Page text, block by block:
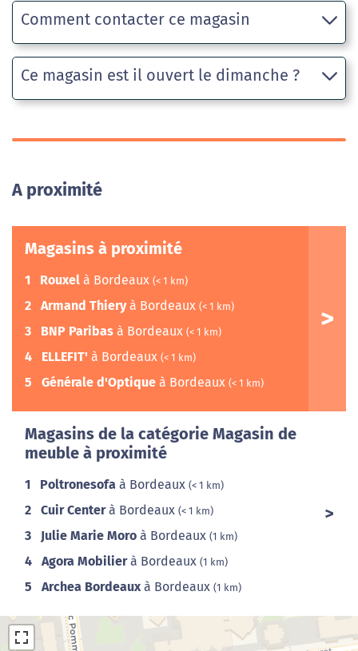
Comment contacter ce magasin
Ce magasin est il ouvert le dimanche ?
A proximité
Magasins à proximité
1 Rouxel à Bordeaux (< 1 km)
2 Armand Thieryà Bordeaux (< 1 km)
3 BNP Paribas à Bordeaux (< 1 km)
4 ELLEFIT' à Bordeaux (< 1 km)
5 Générale d'Optique à Bordeaux (< 1 km)
Magasins de la catégorie Magasin de
meuble à proximité
1 Poltronesofa à Bordeaux (< 1 km)
2 Cuir Centerà Bordeaux (< 1 km)
3 Julie Marie Moro à Bordeaux (1 km)
4 Agora Mobilierà Bordeaux (1 km)
5 Archea Bordeaux à Bordeaux (1 km)